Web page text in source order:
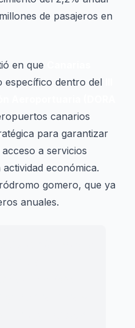
de pasajeros en
en que
específico dentro del
canarios
para garantizar
a servicios
económica.
gomero, que ya
anuales.